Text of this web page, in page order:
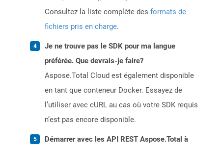
Consultez la liste complète des formats de
fichiers pris en charge.
Je ne trouve pas le SDK pour ma langue
préférée. Que devrais-je faire?
Aspose.Total Cloud est également disponible
en tant que conteneur Docker. Essayez de
l’utiliser avec cURL au cas où votre SDK requis
n’est pas encore disponible.
Démarrer avec les API REST Aspose.Total à